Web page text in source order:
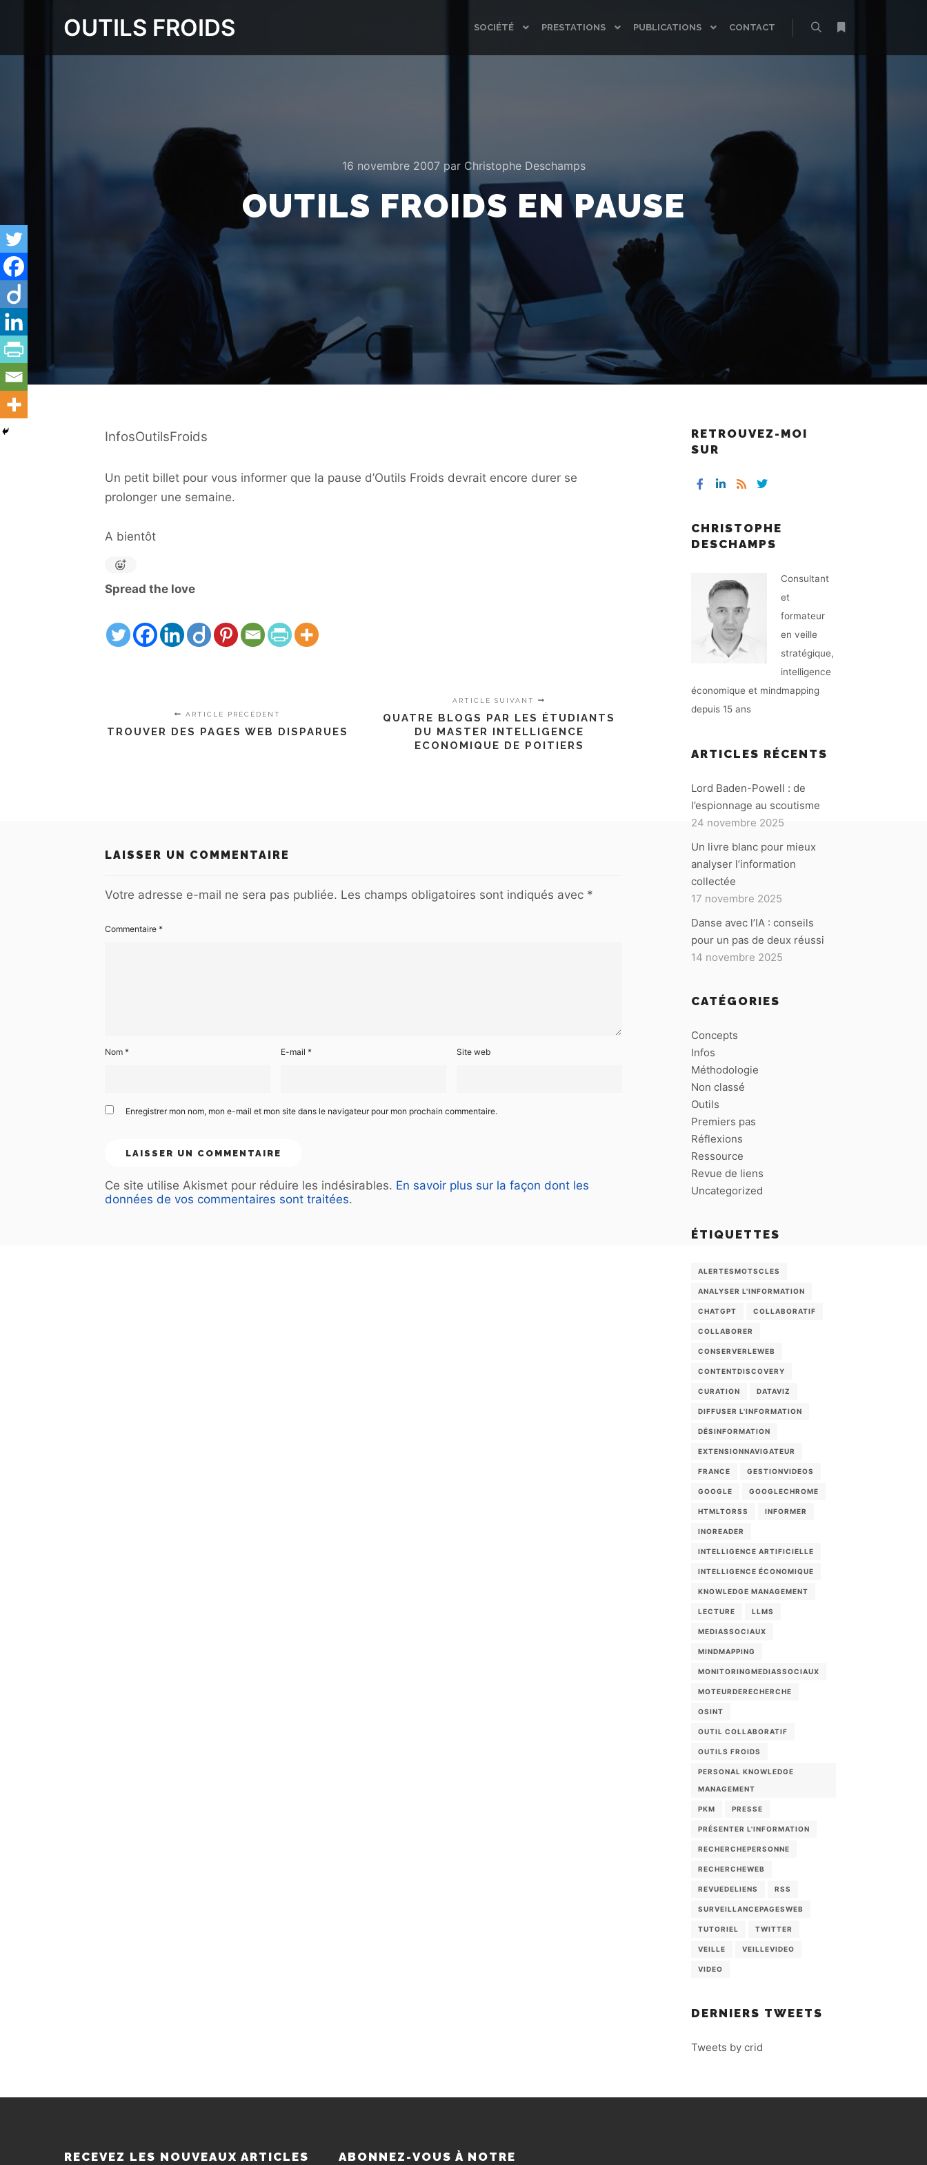
OUTILS FROIDS SOCIÉTÉ PRESTATIONS PUBLICATIONS
CONTACT
16 novembre 2007par Christophe Deschamps
OUTILS FROIDS EN PAUSE
InfosOutilsFroids
Un petit billet pour vous informer que la pause d’Outils Froids devrait encore durer se
prolonger une semaine.
A bientôt
Spread the love
ARTICLE PRÉCÉDENT
TROUVER DES PAGES WEB DISPARUES
ARTICLE SUIVANT
QUATRE BLOGS PAR LES ÉTUDIANTS
DU MASTER INTELLIGENCE
ECONOMIQUE DE POITIERS
LAISSER UN COMMENTAIRE
Votre adresse e-mail ne sera pas publiée. Les champs obligatoires sont indiqués avec *
Commentaire *
Nom * E-mail * Site web
Enregistrer mon nom, mon e-mail et mon site dans le navigateur pour mon prochain commentaire.
Ce site utilise Akismet pour réduire les indésirables. En savoir plus sur la façon dont les
données de vos commentaires sont traitées.
RETROUVEZ-MOI
SUR
CHRISTOPHE
DESCHAMPS
Consultant
et
formateur
en veille
stratégique,
intelligence
économique et mindmapping
depuis 15 ans
ARTICLES RÉCENTS
Lord Baden-Powell : de
l’espionnage au scoutisme
24 novembre 2025
Un livre blanc pour mieux
analyser l’information
collectée
17 novembre 2025
Danse avec l’IA : conseils
pour un pas de deux réussi
14 novembre 2025
CATÉGORIES
Concepts
Infos
Méthodologie
Non classé
Outils
Premiers pas
Réflexions
Ressource
Revue de liens
Uncategorized
ÉTIQUETTES
ALERTESMOTSCLES
ANALYSER L'INFORMATION
CHATGPT COLLABORATIF
COLLABORER
CONSERVERLEWEB
CONTENTDISCOVERY
CURATION DATAVIZ
DIFFUSER L'INFORMATION
DÉSINFORMATION
EXTENSIONNAVIGATEUR
FRANCE GESTIONVIDEOS
GOOGLE GOOGLECHROME
HTMLTORSS INFORMER
INOREADER
INTELLIGENCE ARTIFICIELLE
INTELLIGENCE ÉCONOMIQUE
KNOWLEDGE MANAGEMENT
LECTURE LLMS
MEDIASSOCIAUX
MINDMAPPING
MONITORINGMEDIASSOCIAUX
MOTEURDERECHERCHE
OSINT
OUTIL COLLABORATIF
OUTILS FROIDS
PERSONAL KNOWLEDGE
MANAGEMENT
PKM PRESSE
PRÉSENTER L'INFORMATION
RECHERCHEPERSONNE
RECHERCHEWEB
REVUEDELIENS RSS
SURVEILLANCEPAGESWEB
TUTORIEL TWITTER
VEILLE VEILLEVIDEO
VIDEO
DERNIERS TWEETS
Tweets by crid
RECEVEZ LES NOUVEAUX ARTICLES ABONNEZ-VOUS À NOTRE